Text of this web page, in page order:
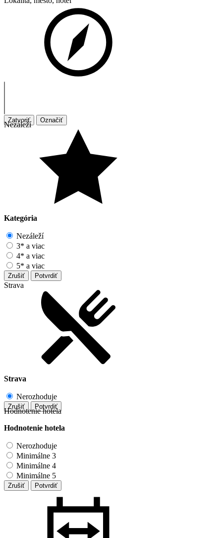
Zatvoriť Označiť
Nezáleží
Kategória
Nezáleží
3* a viac
4* a viac
5* a viac
Zrušiť Potvrdiť
Strava
Strava
Nerozhoduje
Zrušiť Potvrdiť
Hodnotenie hotela
Hodnotenie hotela
Nerozhoduje
Minimálne 3
Minimálne 4
Minimálne 5
Zrušiť Potvrdiť